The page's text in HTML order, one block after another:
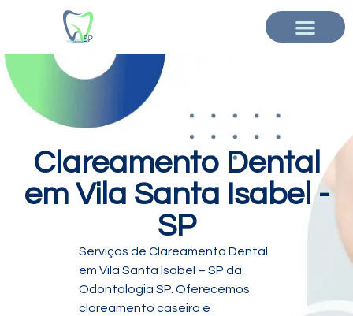
Clareamento Dental
em Vila Santa Isabel -
SP
Serviços de Clareamento Dental
em Vila Santa Isabel – SP da
Odontologia SP. Oferecemos
clareamento caseiro e